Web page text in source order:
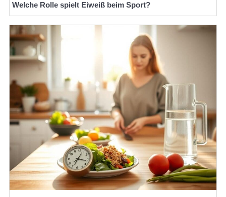
Welche Rolle spielt Eiweiß beim Sport?